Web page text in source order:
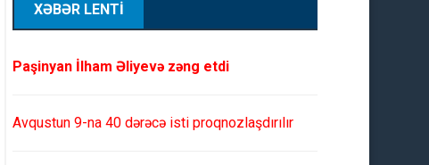
XƏBƏR LENTİ
Paşinyan İlham Əliyevə zəng etdi
Avqustun 9-na 40 dərəcə isti proqnozlaşdırılır